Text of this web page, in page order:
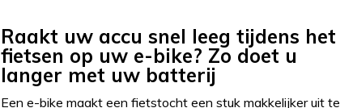
Raakt uw accu snel leeg tijdens het
fietsen op uw e-bike? Zo doet u
langer met uw batterij
Een e-bike maakt een fietstocht een stuk makkelijker uit te